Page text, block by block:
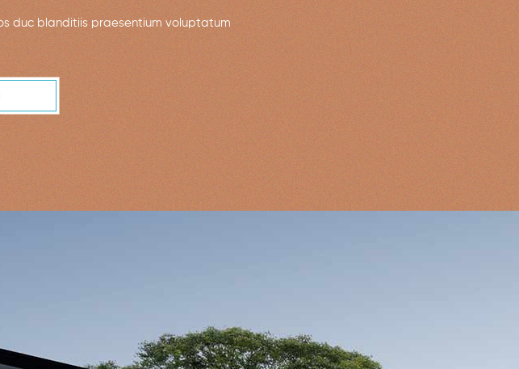
duc blanditiis praesentium voluptatum